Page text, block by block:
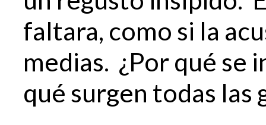
faltara, como si la
medias. ¿Por qué se
qué surgen todas las